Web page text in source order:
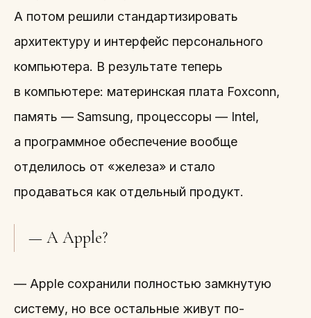
А потом решили стандартизировать
архитектуру и интерфейс персонального
компьютера. В результате теперь
в компьютере: материнская плата Foxconn,
память — Samsung, процессоры — Intel,
а программное обеспечение вообще
отделилось от «железа» и стало
продаваться как отдельный продукт.
— А Apple?
— Apple сохранили полностью замкнутую
систему, но все остальные живут по-